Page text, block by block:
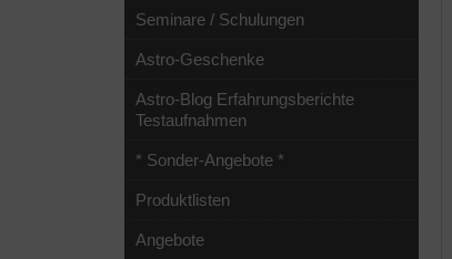
Seminare / Schulungen
Astro-Geschenke
Astro-Blog Erfahrungsberichte
Testaufnahmen
* Sonder-Angebote *
Produktlisten
Angebote